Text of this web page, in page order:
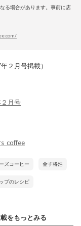
る場合があります。事前に店
２月号掲載）
月号
ズコーヒー 金子将浩
プのレシピ
をもっとみる